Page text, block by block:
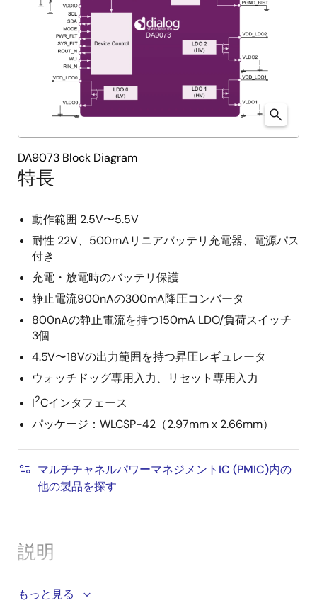
特長
動作範囲 2.5V〜5.5V
耐性 22V、500mAリニアバッテリ充電器、電源パス
付き
充電・放電時のバッテリ保護
静止電流900nAの300mA降圧コンバータ
800nAの静止電流を持つ150mA LDO/負荷スイッチ
3個
4.5V〜18Vの出力範囲を持つ昇圧レギュレータ
ウォッチドッグ専用入力、リセット専用入力
I2Cインタフェース
パッケージ：WLCSP-42（2.97mm x 2.66mm）
マルチチャネルパワーマネジメントIC (PMIC)内の
他の製品を探す
DA9073 Block Diagram
説明
DA9073は、ウェアラブル、ホームオートメーション、
もっと見る